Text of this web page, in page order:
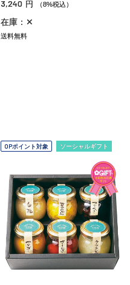
3,240 円 （8%税込）
在庫：✕
送料無料
OPポイント対象 ソーシャルギフト